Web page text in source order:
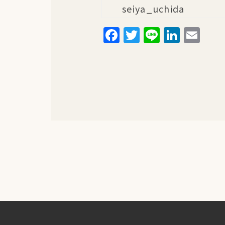
seiya_uchida
Facebook
Twitter
Line